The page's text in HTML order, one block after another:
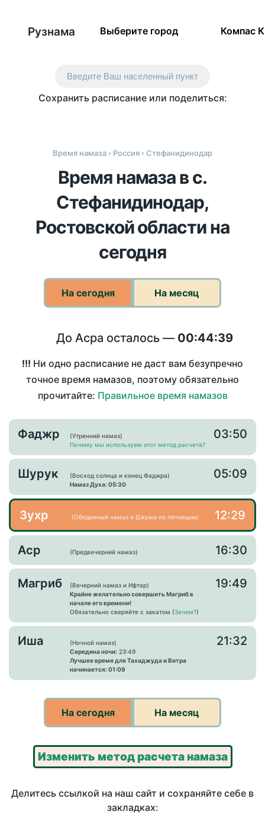
Рузнама Выберите город Компас
Введите Ваш населенный пункт
Сохранить расписание или поделиться:
Время намаза › Россия › Стефанидинодар
Время намаза в с.
Стефанидинодар,
Ростовской области на
сегодня
На сегодня На месяц
До Асра осталось — 00:44:39
!!! Ни одно расписание не даст вам безупречно
точное время намазов, поэтому обязательно
прочитайте: Правильное время намазов
Фаджр
(Утренний намаз)
Почему мы используем этот метод расчета?
03:50
Шурук
(Восход солнца и конец Фаджра)
Намаз Духа: 05:30
05:09
Зухр (Обеденный намаз и Джума по пятницам) 12:29
Аср (Предвечерний намаз) 16:30
Магриб
(Вечерний намаз и Ифтар)
Крайне желательно совершить Магриб в
начале его времени!
Обязательно сверяйте с закатом (Зачем?)
19:49
Иша
(Ночной намаз)
Середина ночи: 23:49
Лучшее время для Тахаджуда и Витра
начинается: 01:09
21:32
На сегодня На месяц
Изменить метод расчета намаза
Делитесь ссылкой на наш сайт и сохраняйте себе в
закладках: